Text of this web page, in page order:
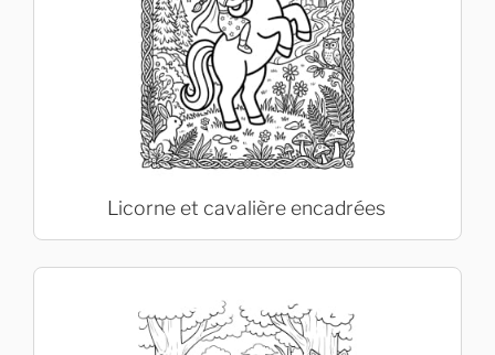
Licorne et cavalière encadrées